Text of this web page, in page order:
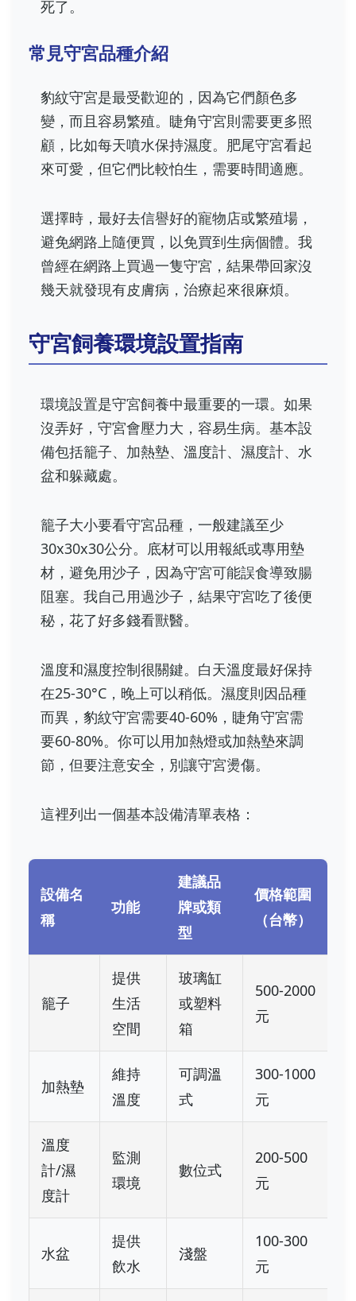
死了。
常見守宮品種介紹
豹紋守宮是最受歡迎的，因為它們顏色多
變，而且容易繁殖。睫角守宮則需要更多照
顧，比如每天噴水保持濕度。肥尾守宮看起
來可愛，但它們比較怕生，需要時間適應。
選擇時，最好去信譽好的寵物店或繁殖場，
避免網路上隨便買，以免買到生病個體。我
曾經在網路上買過一隻守宮，結果帶回家沒
幾天就發現有皮膚病，治療起來很麻煩。
守宮飼養環境設置指南
環境設置是守宮飼養中最重要的一環。如果
沒弄好，守宮會壓力大，容易生病。基本設
備包括籠子、加熱墊、溫度計、濕度計、水
盆和躲藏處。
籠子大小要看守宮品種，一般建議至少
30x30x30公分。底材可以用報紙或專用墊
材，避免用沙子，因為守宮可能誤食導致腸
阻塞。我自己用過沙子，結果守宮吃了後便
秘，花了好多錢看獸醫。
溫度和濕度控制很關鍵。白天溫度最好保持
在25-30°C，晚上可以稍低。濕度則因品種
而異，豹紋守宮需要40-60%，睫角守宮需
要60-80%。你可以用加熱燈或加熱墊來調
節，但要注意安全，別讓守宮燙傷。
這裡列出一個基本設備清單表格：
設備名
稱
功能
建議品
牌或類
型
價格範圍
（台幣）
籠子
提供
生活
空間
玻璃缸
或塑料
箱
500-2000
元
加熱墊
維持
溫度
可調溫
式
300-1000
元
溫度
計/濕
度計
監測
環境
數位式
200-500
元
水盆
提供
飲水
淺盤
100-300
元